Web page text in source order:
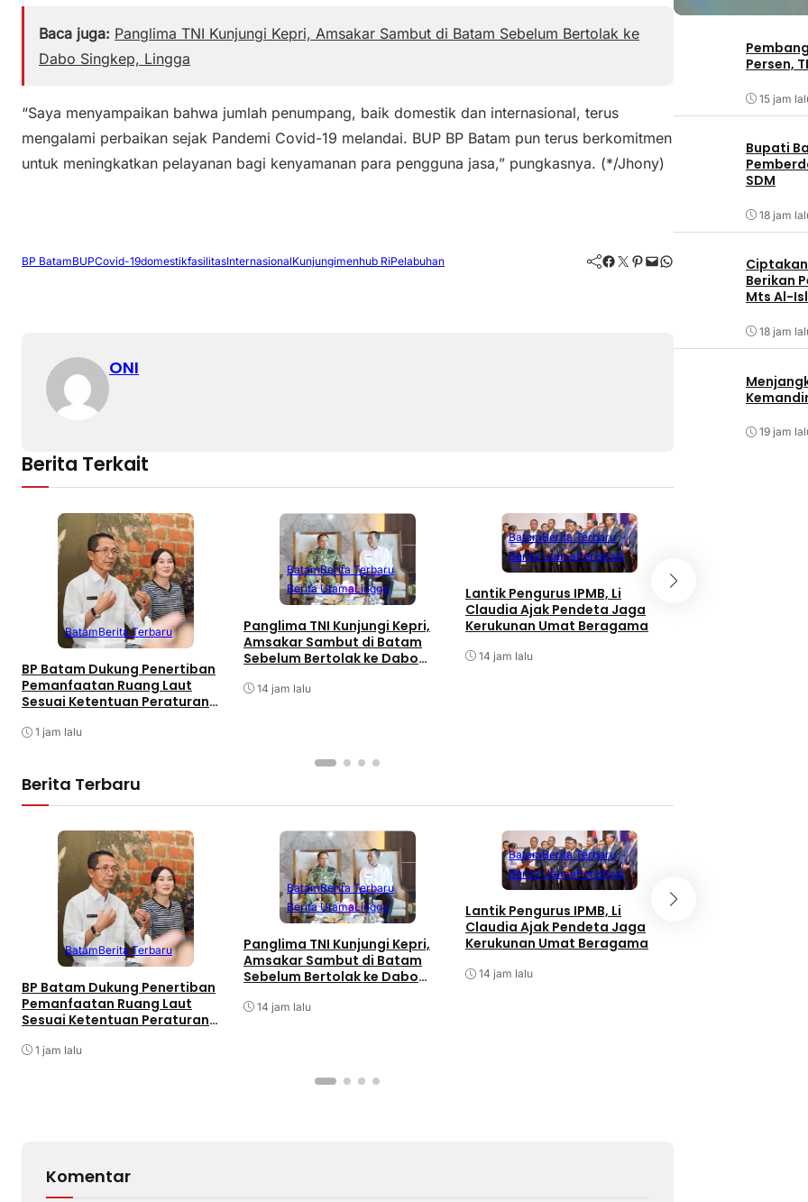
Baca juga: Panglima TNI Kunjungi Kepri, Amsakar Sambut di Batam Sebelum Bertolak ke
Dabo Singkep, Lingga
“Saya menyampaikan bahwa jumlah penumpang, baik domestik dan internasional, terus
mengalami perbaikan sejak Pandemi Covid-19 melandai. BUP BP Batam pun terus berkomitmen
untuk meningkatkan pelayanan bagi kenyamanan para pengguna jasa,” pungkasnya. (*/Jhony)
BP BatamBUPCovid-19domestikfasilitasInternasionalKunjungimenhub RiPelabuhan Facebook Twitter Pinterest Mail WhatsApp
ONI
Berita Terkait
BatamBerita Terbaru
BP Batam Dukung Penertiban
Pemanfaatan Ruang Laut
Sesuai Ketentuan Peraturan
1 jam lalu
BatamBerita Terbaru
Berita UtamaLingga
Panglima TNI Kunjungi Kepri,
Amsakar Sambut di Batam
Sebelum Bertolak ke Dabo
14 jam lalu
BatamBerita Terbaru
Berita UtamaPeristiwa
Lantik Pengurus IPMB, Li
Claudia Ajak Pendeta Jaga
Kerukunan Umat Beragama
14 jam lalu
Berita Terbaru
BatamBerita Terbaru
BP Batam Dukung Penertiban
Pemanfaatan Ruang Laut
Sesuai Ketentuan Peraturan
1 jam lalu
BatamBerita Terbaru
Berita UtamaLingga
Panglima TNI Kunjungi Kepri,
Amsakar Sambut di Batam
Sebelum Bertolak ke Dabo
14 jam lalu
BatamBerita Terbaru
Berita UtamaPeristiwa
Lantik Pengurus IPMB, Li
Claudia Ajak Pendeta Jaga
Kerukunan Umat Beragama
14 jam lalu
Komentar
Persen,
15 jam
Bupati
SDM
18 jam
Berikan
Mts Al-
18 jam
19 jam